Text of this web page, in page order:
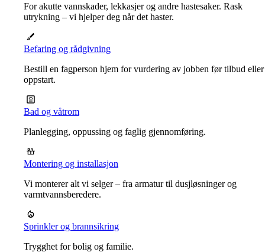
For akutte vannskader, lekkasjer og andre hastesaker. Rask
utrykning – vi hjelper deg når det haster.
Befaring og rådgivning
Bestill en fagperson hjem for vurdering av jobben før tilbud eller
oppstart.
Bad og våtrom
Planlegging, oppussing og faglig gjennomføring.
Montering og installasjon
Vi monterer alt vi selger – fra armatur til dusjløsninger og
varmtvannsberedere.
Sprinkler og brannsikring
Trygghet for bolig og familie.